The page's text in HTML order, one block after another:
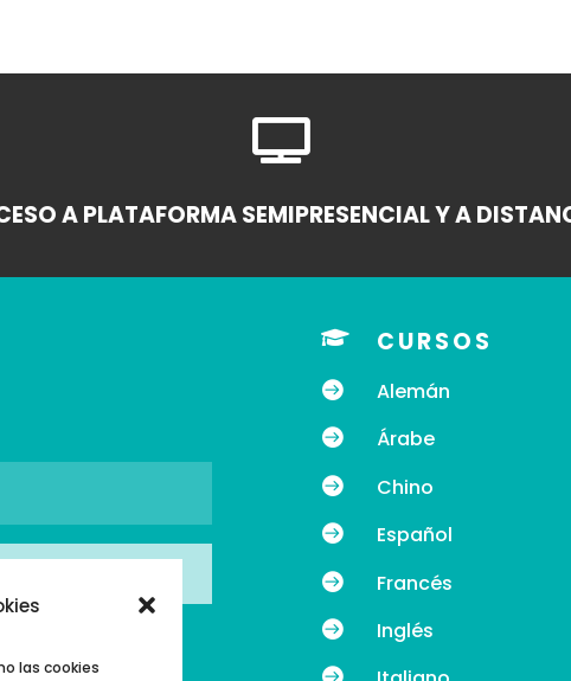
las cookies

A PLATAFORMA SEMIPRESENCIAL Y A
 CURSOS
 Alemán
 Árabe
 Chino
 Español
 Francés
 Inglés
